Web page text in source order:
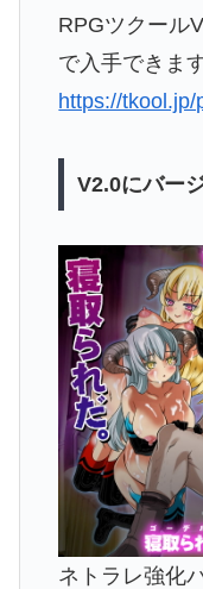
RPGツクール
で入手できます
https://tkool.jp/
V2.0にバー
ネトラレ強化